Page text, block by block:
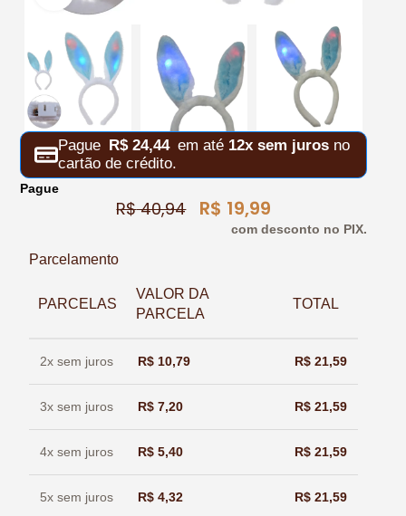
Pague R$24,44 em até 12x sem juros no
cartão de crédito.
Pague
R$40,94 R$ 19,99
com desconto no PIX.
Parcelamento
PARCELAS
VALOR DA
PARCELA
TOTAL
2x sem juros R$ 10,79 R$ 21,59
3x sem juros R$ 7,20 R$ 21,59
4x sem juros R$ 5,40 R$ 21,59
5x sem juros R$ 4,32 R$ 21,59